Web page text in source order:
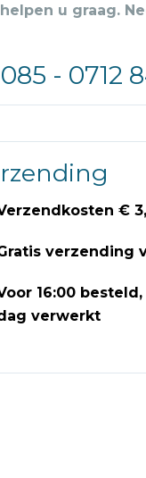
u graag.
085 - 0712
€
verzending
16:00
verwerkt